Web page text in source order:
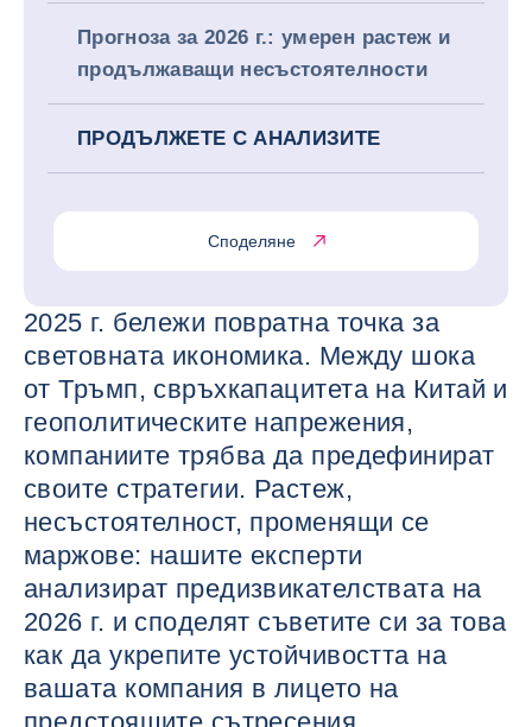
Прогноза за 2026 г.: умерен растеж и
продължаващи несъстоятелности
ПРОДЪЛЖЕТЕ С АНАЛИЗИТЕ
Споделяне
2025 г. бележи повратна точка за
световната икономика. Между шока
от Тръмп, свръхкапацитета на Китай и
геополитическите напрежения,
компаниите трябва да предефинират
своите стратегии. Растеж,
несъстоятелност, променящи се
маржове: нашите експерти
анализират предизвикателствата на
2026 г. и споделят съветите си за това
как да укрепите устойчивостта на
вашата компания в лицето на